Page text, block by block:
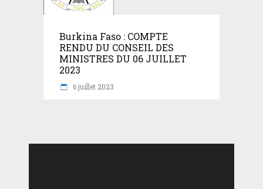
Burkina Faso : COMPTE
RENDU DU CONSEIL DES
MINISTRES DU 06 JUILLET
2023
6 juillet 2023